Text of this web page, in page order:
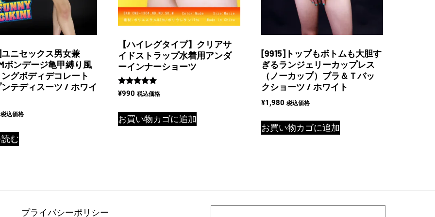
ニセックス男女兼
ボンデージ亀甲縛り風
グボディデコレート
テディスーツ / ホワイ
税込価格
む
【ハイレグタイプ】クリアサ
イドストラップ水着用アンダ
ーインナーショーツ
5段階中
¥990 税込価格
お買い物カゴに追加
[9915]トップもボトムも大胆す
ぎるランジェリーカップレス
（ノーカップ）ブラ＆Ｔバッ
クショーツ / ホワイト
¥1,980 税込価格
お買い物カゴに追加
プライバシーポリシー